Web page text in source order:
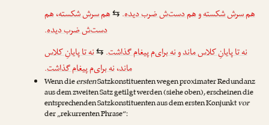
هم سرش شکستهوهم دست‌ش ضرب دیده.
⇆ هم سرش شکسته،هم
دست‌ش ضرب دیده.
نه تا پایانِ کلاس ماندونه برای‌م پیغام گذاشت.
⇆ نه تا پایانِ کلاس
ماند،نه برای‌م پیغام گذاشت.
Wenn dieerstenSatzkonstituenten wegen proximater Redundanz
aus dem zweiten Satz getilgt werden (siehe oben), erscheinen die
entsprechenden Satzkonstituenten aus dem ersten Konjunktvor
der „rekurrenten Phrase“: